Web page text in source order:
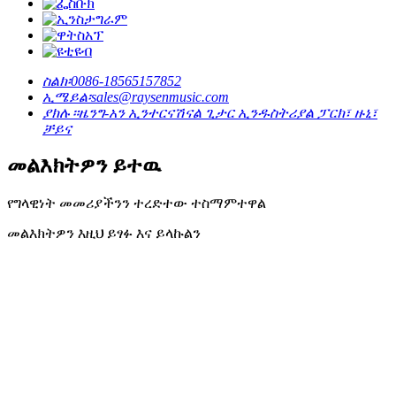
ስልክ፡0086-18565157852
ኢሜይል፡sales@raysenmusic.com
ያክሉ።ዜንግ-አን ኢንተርናሽናል ጊታር ኢንዱስትሪያል ፓርክ፣ ዙኒ፣
ቻይና
መልእክትዎን ይተዉ
የግላዊነት መመሪያችንን ተረድተው ተስማምተዋል
መልእክትዎን እዚህ ይፃፉ እና ይላኩልን